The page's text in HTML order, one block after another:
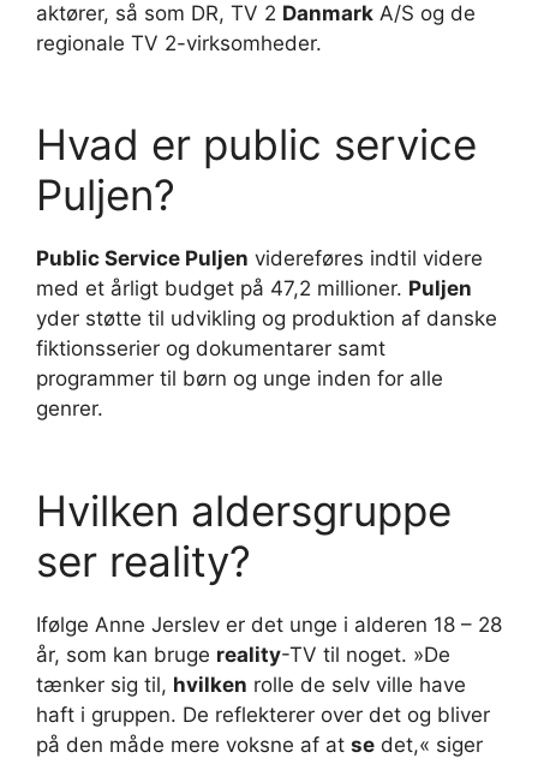
aktører, så som DR, TV 2 Danmark A/S og de
regionale TV 2-virksomheder.
Hvad er public service
Puljen?
Public Service Puljen videreføres indtil videre
med et årligt budget på 47,2 millioner. Puljen
yder støtte til udvikling og produktion af danske
fiktionsserier og dokumentarer samt
programmer til børn og unge inden for alle
genrer.
Hvilken aldersgruppe
ser reality?
Ifølge Anne Jerslev er det unge i alderen 18 – 28
år, som kan bruge reality-TV til noget. »De
tænker sig til, hvilken rolle de selv ville have
haft i gruppen. De reflekterer over det og bliver
på den måde mere voksne af at se det,« siger